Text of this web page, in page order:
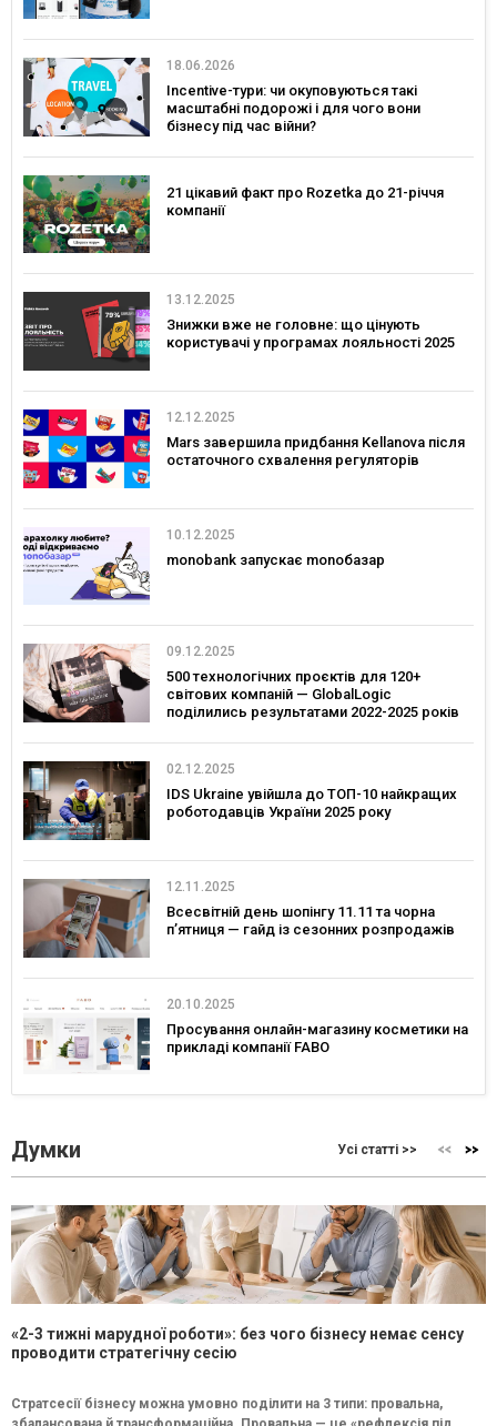
18.06.2026
Incentive-тури: чи окуповуються такі
масштабні подорожі і для чого вони
бізнесу під час війни?
21 цікавий факт про Rozetka до 21-річчя
компанії
13.12.2025
Знижки вже не головне: що цінують
користувачі у програмах лояльності 2025
12.12.2025
Mars завершила придбання Kellanova після
остаточного схвалення регуляторів
10.12.2025
monobank запускає monoбазар
09.12.2025
500 технологічних проєктів для 120+
світових компаній — GlobalLogic
поділились результатами 2022-2025 років
02.12.2025
IDS Ukraine увійшла до ТОП-10 найкращих
роботодавців України 2025 року
12.11.2025
Всесвітній день шопінгу 11.11 та чорна
п’ятниця — гайд із сезонних розпродажів
20.10.2025
Просування онлайн-магазину косметики на
прикладі компанії FABO
Думки Усі статті >>
«2-3 тижні марудної роботи»: без чого бізнесу немає сенсу
проводити стратегічну сесію
Стратсесії бізнесу можна умовно поділити на 3 типи: провальна,